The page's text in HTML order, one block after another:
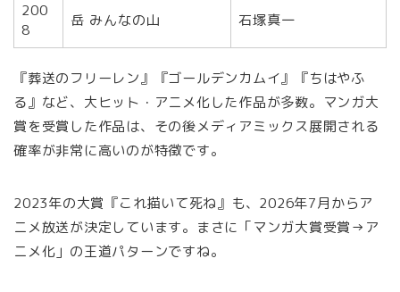
200
8
岳 みんなの山 石塚真一
『葬送のフリーレン』『ゴールデンカムイ』『ちはやふ
る』など、大ヒット・アニメ化した作品が多数。マンガ大
賞を受賞した作品は、その後メディアミックス展開される
確率が非常に高いのが特徴です。
2023年の大賞『これ描いて死ね』も、2026年7月からア
ニメ放送が決定しています。まさに「マンガ大賞受賞→ア
ニメ化」の王道パターンですね。